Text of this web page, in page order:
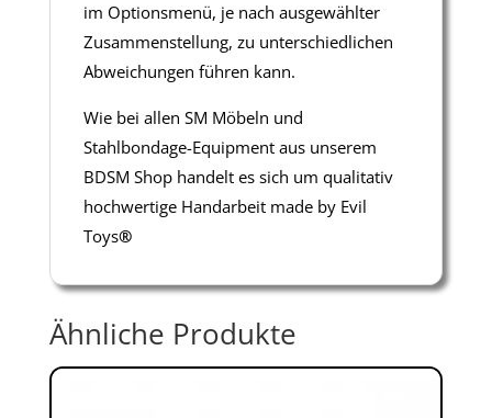
im Optionsmenü, je nach ausgewählter
Zusammenstellung, zu unterschiedlichen
Abweichungen führen kann.
Wie bei allen SM Möbeln und
Stahlbondage-Equipment aus unserem
BDSM Shop handelt es sich um qualitativ
hochwertige Handarbeit made by Evil
Toys®
Ähnliche Produkte